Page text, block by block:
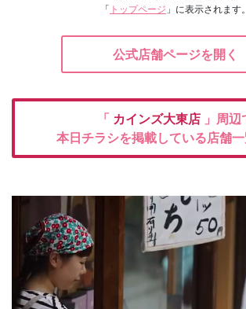
「 トップページ 」に表示されます。
公式店舗ページを開く
「 カインズ大東店 」周辺
本日チラシを掲載している店舗一